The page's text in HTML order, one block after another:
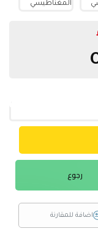
رجوع
اضافة للمقارنة